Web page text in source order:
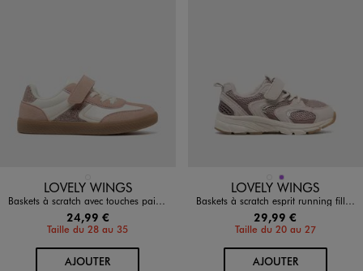
Disponible en 1 coloris
LOVELY WINGS
Baskets à scratch avec touches pailletées fille - Lovely Wings
24,99 €
Taille du 28 au 35
AJOUTERAU PANIER
Disponible en 2 coloris
BEIGE STANDARD
VIOLET
LOVELY WINGS
Baskets à scratch esprit running fille - Lovely Wings
29,99 €
Taille du 20 au 27
AJOUTERAU PANIER